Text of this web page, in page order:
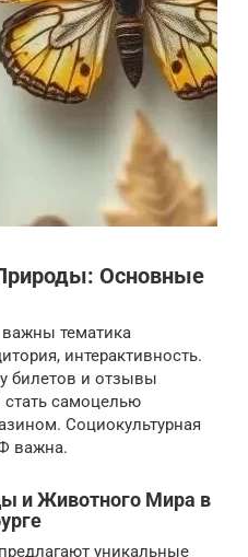
Основные
тематика
интерактивность.
билетов и отзывы
самоцелью
Социокультурная
важна.
и Животного Мира в
уникальные